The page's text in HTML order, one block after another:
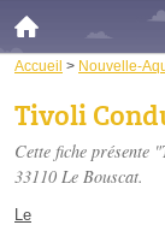
Accueil > Nouvelle-
Tivoli
Cette fiche présente
33110 Le Bouscat.
Le